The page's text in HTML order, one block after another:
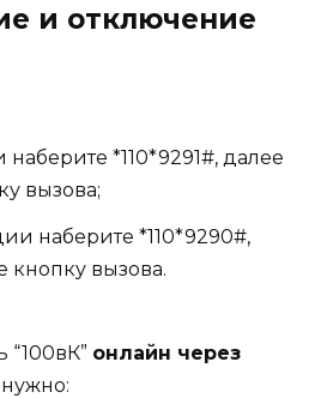
и отключение
*110*9291#, далее
вызова;
наберите *110*9290#,
кнопку вызова.
онлайн через
нужно: